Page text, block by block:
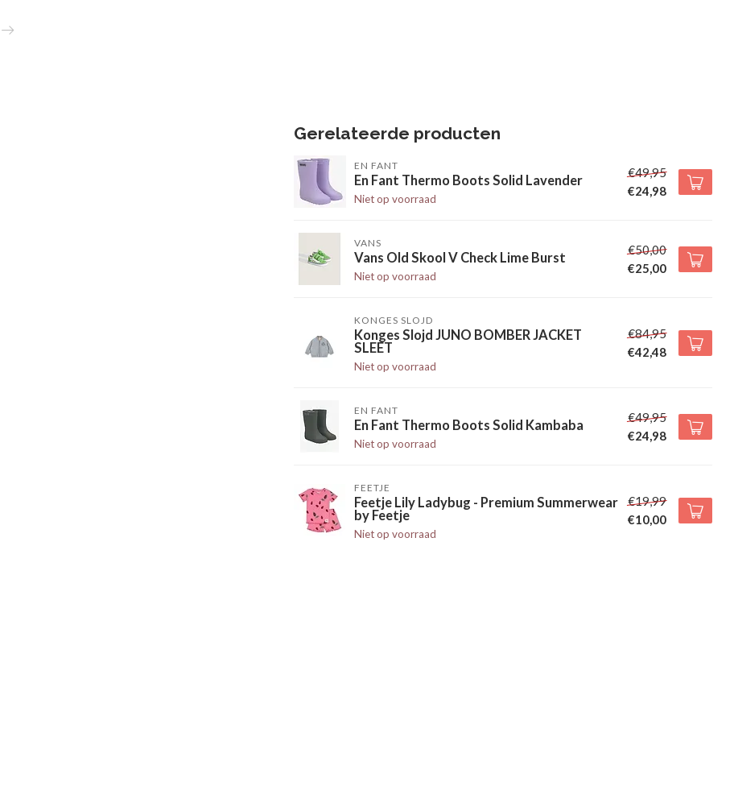
Gerelateerde producten
EN FANT
En Fant Thermo Boots Solid Lavender
Niet op voorraad
€49,95
€24,98
VANS
Vans Old Skool V Check Lime Burst
Niet op voorraad
€50,00
€25,00
KONGES SLOJD
Konges Slojd JUNO BOMBER JACKET
SLEET
Niet op voorraad
€84,95
€42,48
EN FANT
En Fant Thermo Boots Solid Kambaba
Niet op voorraad
€49,95
€24,98
FEETJE
Feetje Lily Ladybug - Premium Summerwear
by Feetje
Niet op voorraad
€19,99
€10,00